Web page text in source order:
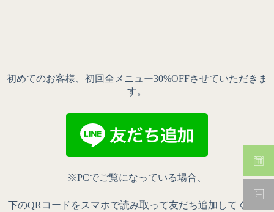
初めてのお客様、初回全メニュー30%OFFさせていただきま
す。
※PCでご覧になっている場合、
下のQRコードをスマホで読み取って友だち追加してくださ